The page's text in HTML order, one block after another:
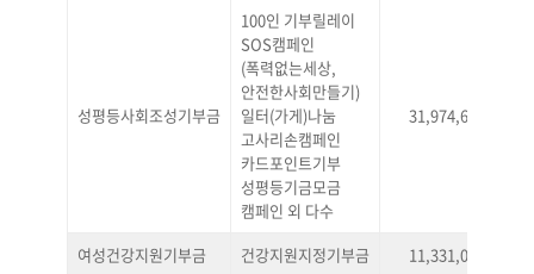
성평등사회조성기부금
100인 기부릴레이
SOS캠페인
(폭력없는세상,
안전한사회만들기)
일터(가게)나눔
고사리손캠페인
카드포인트기부
성평등기금모금
캠페인 외 다수
31,974,699
여성건강지원기부금 건강지원지정기부금 11,331,000